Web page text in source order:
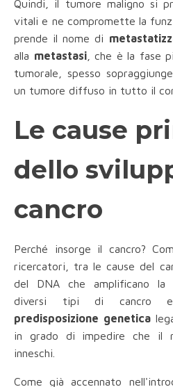
Quindi, il tumore maligno si
vitali e ne compromette la
prende il nome di
alla metastasi, che è la fase
tumorale, spesso
un tumore diffuso in tutto il
Le cause
dello
cancro
Perché insorge il cancro?
ricercatori, tra le cause del
del DNA che amplificano la
diversi tipi di cancro
predisposizione genetica
in grado di impedire che il
inneschi.
Come già accennato